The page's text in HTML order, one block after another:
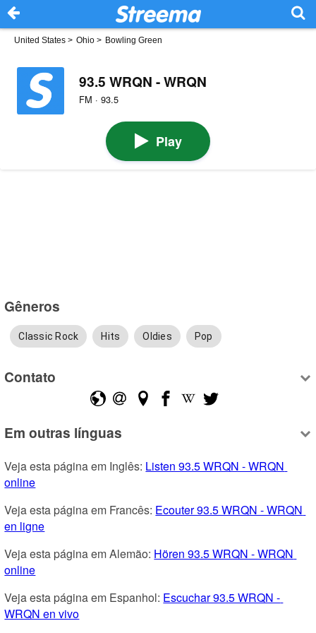
United States > Ohio > Bowling Green
93.5 WRQN - WRQN
FM · 93.5
Play
Gêneros
Classic Rock Hits Oldies Pop
Contato
Em outras línguas
Veja esta página em Inglês: Listen 93.5 WRQN - WRQN
online
Veja esta página em Francês: Ecouter 93.5 WRQN - WRQN
en ligne
Veja esta página em Alemão: Hören 93.5 WRQN - WRQN
online
Veja esta página em Espanhol: Escuchar 93.5 WRQN -
WRQN en vivo